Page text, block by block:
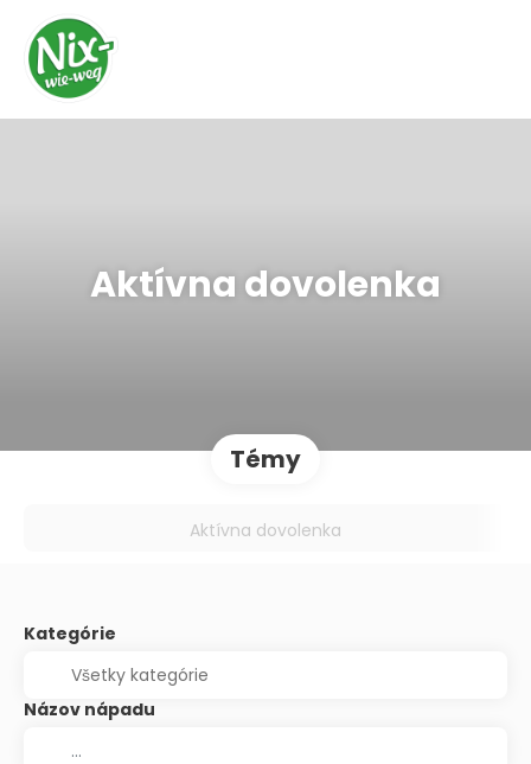
Aktívna dovolenka
Témy
Aktívna dovolenka
Kategórie
Názov nápadu